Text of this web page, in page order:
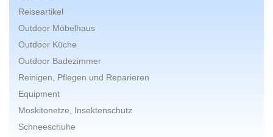
Reiseartikel
Outdoor Möbelhaus
Outdoor Küche
Outdoor Badezimmer
Reinigen, Pflegen und Reparieren
Equipment
Moskitonetze, Insektenschutz
Schneeschuhe